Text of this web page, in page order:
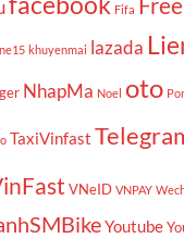
Fifa
khuyenmai lazada
NhapMa Noel oto
TaxiVinfast
VNeID VNPAY
Youtube